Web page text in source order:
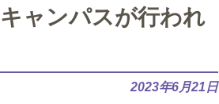
ャンパスが行われ
2023年6月21日